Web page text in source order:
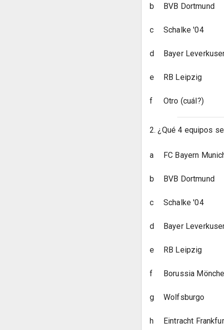
b BVB Dortmund
c Schalke '04
d Bayer
e RB Leipzig
f Otro (cuál?)
2. ¿Qué 4 equipos
a FC Bayern
b BVB Dortmund
c Schalke '04
d Bayer
e RB Leipzig
f Borussia
g Wolfsburgo
h Eintracht